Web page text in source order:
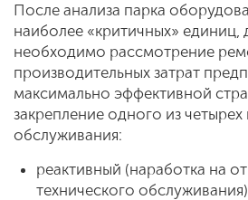
После анализа парка
наиболее «критичных» единиц,
необходимо рассмотрение
производительных затрат
максимально эффективной
закрепление одного из четырех
обслуживания:
реактивный (наработка на
технического